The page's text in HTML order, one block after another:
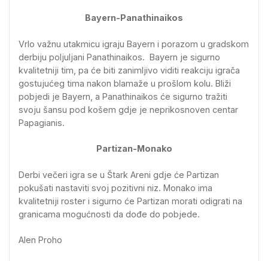
Bayern-Panathinaikos
Vrlo važnu utakmicu igraju Bayern i porazom u gradskom
derbiju poljuljani Panathinaikos. Bayern je sigurno
kvalitetniji tim, pa će biti zanimljivo viditi reakciju igrača
gostujućeg tima nakon blamaže u prošlom kolu. Bliži
pobjedi je Bayern, a Panathinaikos će sigurno tražiti
svoju šansu pod košem gdje je neprikosnoven centar
Papagianis.
Partizan-Monako
Derbi večeri igra se u Štark Areni gdje će Partizan
pokušati nastaviti svoj pozitivni niz. Monako ima
kvalitetniji roster i sigurno će Partizan morati odigrati na
granicama mogućnosti da dođe do pobjede.
Alen Proho